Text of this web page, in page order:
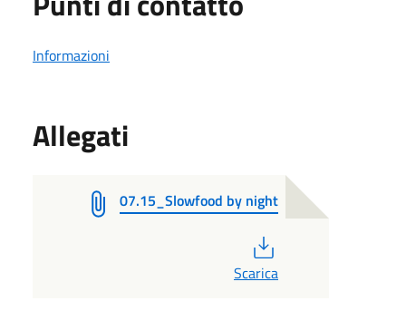
Informazioni
Allegati
07.15_Slowfood by night
Scarica